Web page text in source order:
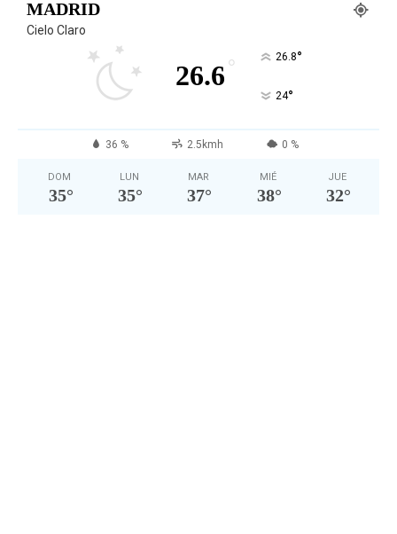
MADRID
Cielo Claro
26.6 ° 26.8°
24°
36 % 2.5kmh 0 %
DOM
35°
LUN
35°
MAR
37°
MIÉ
38°
JUE
32°